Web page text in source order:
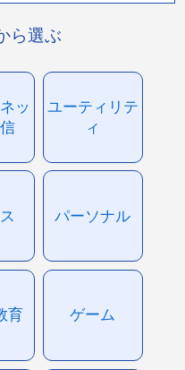
ら選ぶ
ッ
ユーティリテ
ィ
パーソナル
育 ゲーム